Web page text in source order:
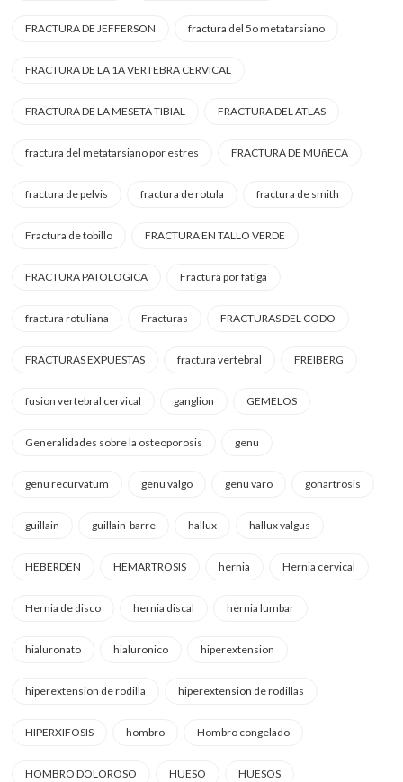
FRACTURA DE JEFFERSON fractura del 5o metatarsiano
FRACTURA DE LA 1A VERTEBRA CERVICAL
FRACTURA DE LA MESETA TIBIAL FRACTURA DEL ATLAS
fractura del metatarsiano por estres FRACTURA DE MUñECA
fractura de pelvis fractura de rotula fractura de smith
Fractura de tobillo FRACTURA EN TALLO VERDE
FRACTURA PATOLOGICA Fractura por fatiga
fractura rotuliana Fracturas FRACTURAS DEL CODO
FRACTURAS EXPUESTAS fractura vertebral FREIBERG
fusion vertebral cervical ganglion GEMELOS
Generalidades sobre la osteoporosis genu
genu recurvatum genu valgo genu varo gonartrosis
guillain guillain-barre hallux hallux valgus
HEBERDEN HEMARTROSIS hernia Hernia cervical
Hernia de disco hernia discal hernia lumbar
hialuronato hialuronico hiperextension
hiperextension de rodilla hiperextension de rodillas
HIPERXIFOSIS hombro Hombro congelado
HOMBRO DOLOROSO HUESO HUESOS